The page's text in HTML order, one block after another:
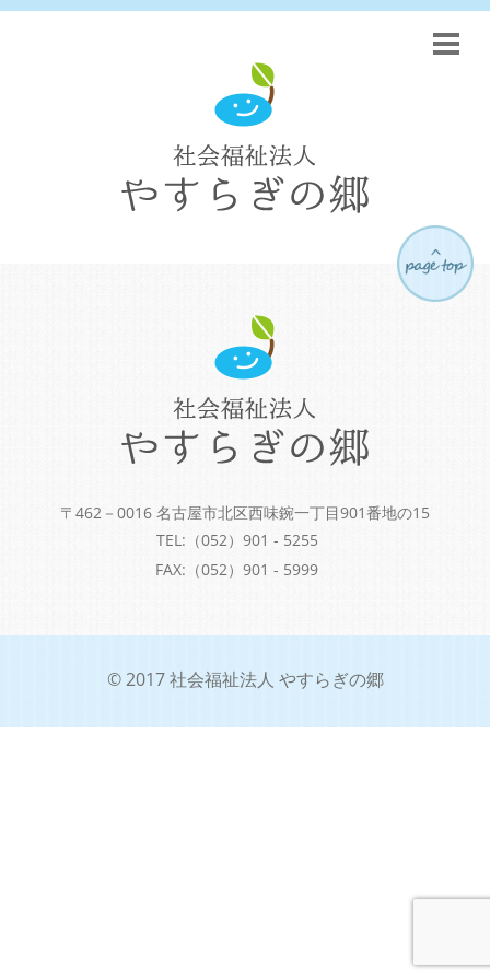
〒462－0016 名古屋市北区西味鋺一丁目901番地の15
TEL:（052）901 - 5255
FAX:（052）901 - 5999
© 2017 社会福祉法人 やすらぎの郷